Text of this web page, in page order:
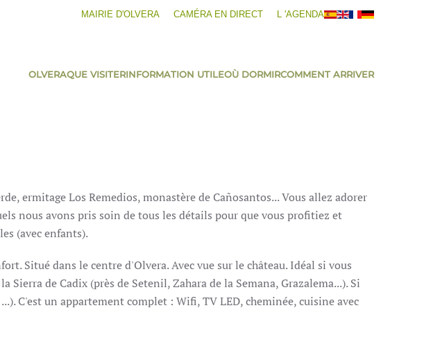
MAIRIE D'OLVERA CAMÉRA EN DIRECT L 'AGENDA
OLVERAQUE VISITERINFORMATION UTILEOÙ DORMIRCOMMENT ARRIVER
ermitage Los Remedios, monastère de Cañosantos...Vous allez adorer
nous avons pris soin de tous les détails pour que vous profitiez et
(avec enfants).
Situé dans le centre d'Olvera.Avec vue sur le château.Idéal si vous
de Cadix (près de Setenil, Zahara de la Semana, Grazalema...).Si
C'est un appartement complet : Wifi, TV LED, cheminée, cuisine avec